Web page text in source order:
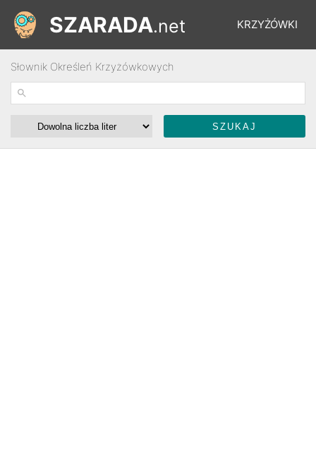
KRZYŻÓWKI
ŁAMIGŁÓWKI
SZARADA.net
Słownik Określeń Krzyżówkowych